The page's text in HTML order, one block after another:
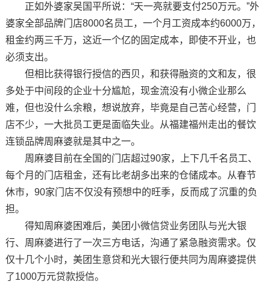
正如外婆家吴国平所说：“天一亮就要支付250万元。”外
婆家全部品牌门店8000名员工，一个月工资成本约6000万，
租金约两三千万，这近一个亿的固定成本，即使不开业，也
必须支出。
但相比获得银行授信的西贝，和获得融资的文和友，很
多处于中间段的企业十分尴尬，现金流没有小微企业那么
难，但也没什么余粮，想说放弃，毕竟是自己苦心经营，门
店不少，一大批员工更是面临失业。从福建福州走出的餐饮
连锁品牌周麻婆就是其中之一。
周麻婆目前在全国的门店超过90家，上下几千名员工、
每个月的门店租金，还有比老胡多出来的仓储成本。从春节
休市，90家门店不仅没有预想中的旺季，反而成了沉重的负
担。
得知周麻婆困难后，美团小微信贷业务团队与光大银
行、周麻婆进行了一次三方电话，沟通了紧急融资需求。仅
仅十几个小时，美团生意贷和光大银行便共同为周麻婆提供
了1000万元贷款授信。